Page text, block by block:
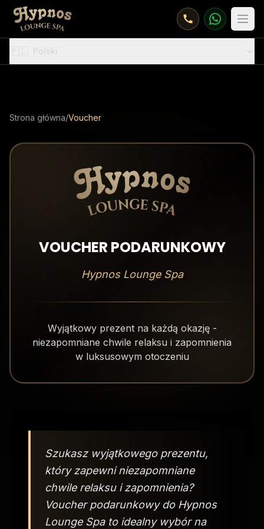
Strona główna/Voucher
VOUCHER PODARUNKOWY
Hypnos Lounge Spa
Wyjątkowy prezent na każdą okazję -
niezapomniane chwile relaksu i zapomnienia
w luksusowym otoczeniu
Szukasz wyjątkowego prezentu,
który zapewni niezapomniane
chwile relaksu i zapomnienia?
Voucher podarunkowy do Hypnos
Lounge Spa to idealny wybór na